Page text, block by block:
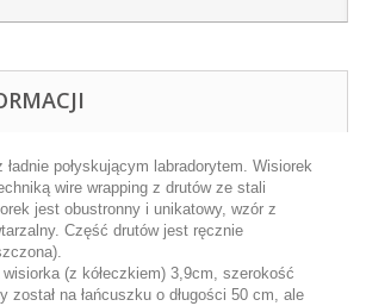
ładnie połyskującym labradorytem. Wisiorek
wire wrapping z drutów ze stali
jest obustronny i unikatowy, wzór z
Część drutów jest ręcznie
wisiorka (z kółeczkiem) 3,9cm, szerokość
został na łańcuszku o długości 50 cm, ale